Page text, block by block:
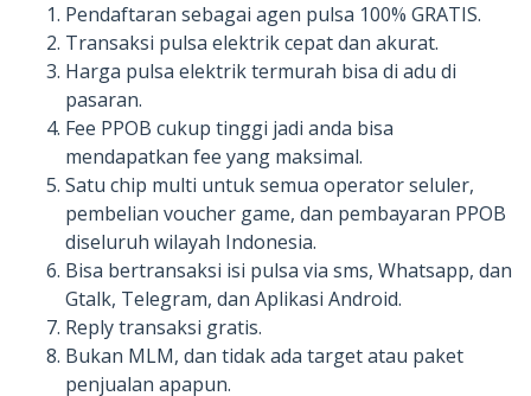
Pendaftaran sebagai agen pulsa 100% GRATIS.
Transaksi pulsa elektrik cepat dan akurat.
Harga pulsa elektrik termurah bisa di adu di
pasaran.
Fee PPOB cukup tinggi jadi anda bisa
mendapatkan fee yang maksimal.
Satu chip multi untuk semua operator seluler,
pembelian voucher game, dan pembayaran PPOB
diseluruh wilayah Indonesia.
Bisa bertransaksi isi pulsa via sms, Whatsapp, dan
Gtalk, Telegram, dan Aplikasi Android.
Reply transaksi gratis.
Bukan MLM, dan tidak ada target atau paket
penjualan apapun.